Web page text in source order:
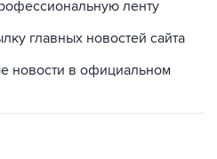
ленту
главных новостей сайта
новости в официальном